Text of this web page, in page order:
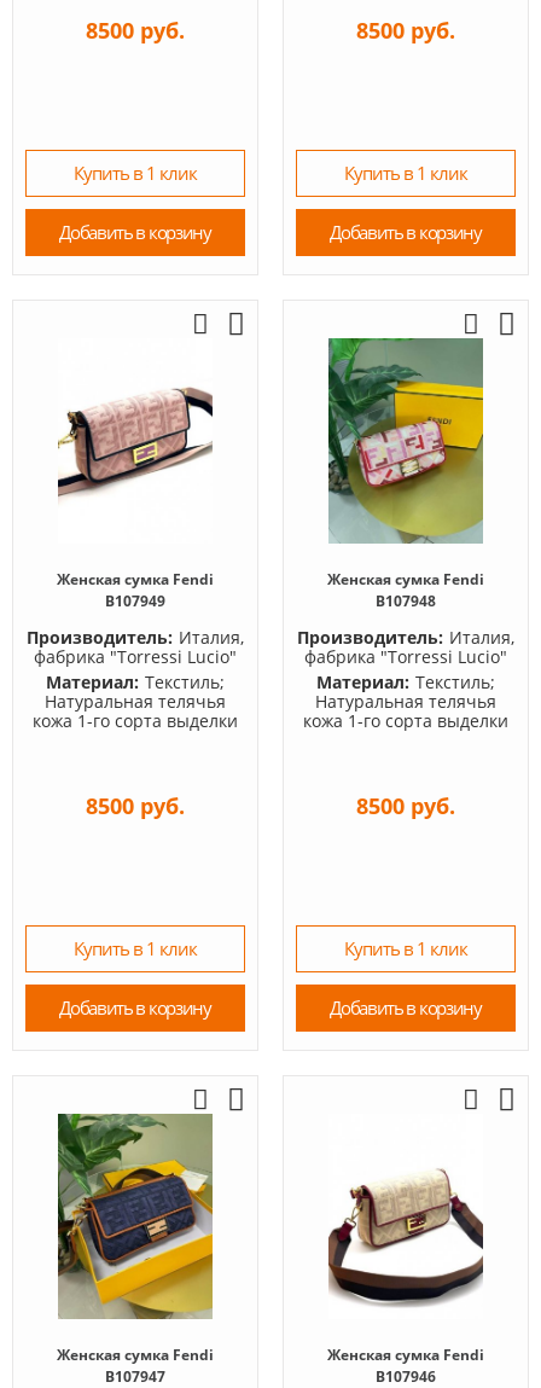
8500 руб.
Купить в 1 клик
Добавить в корзину
8500 руб.
Купить в 1 клик
Добавить в корзину
Женская сумка Fendi
B107949
Производитель: Италия,
фабрика "Torressi Lucio"
Материал: Текстиль;
Натуральная телячья
кожа 1-го сорта выделки
8500 руб.
Купить в 1 клик
Добавить в корзину
Женская сумка Fendi
B107948
Производитель: Италия,
фабрика "Torressi Lucio"
Материал: Текстиль;
Натуральная телячья
кожа 1-го сорта выделки
8500 руб.
Купить в 1 клик
Добавить в корзину
Женская сумка Fendi
B107947
Женская сумка Fendi
B107946